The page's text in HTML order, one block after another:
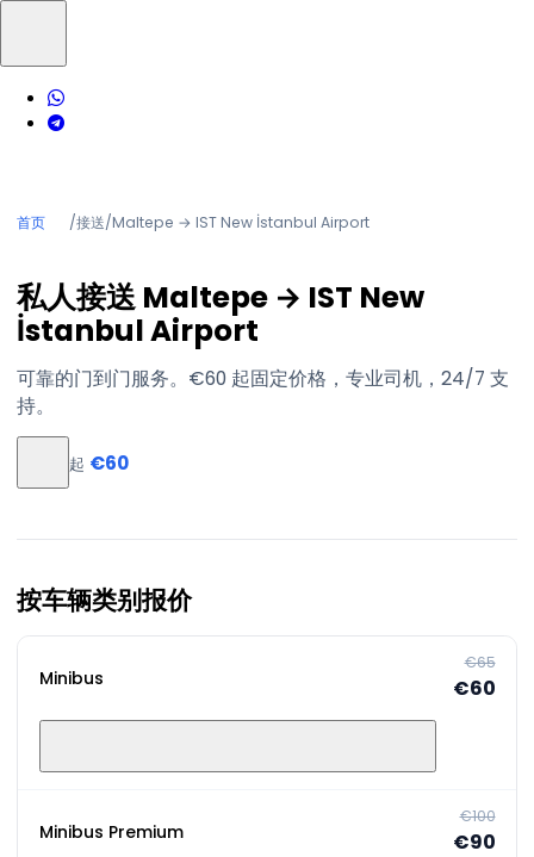
首页 /接送/Maltepe → IST New İstanbul Airport
私人接送 Maltepe → IST New
İstanbul Airport
可靠的门到门服务。€60 起固定价格，专业司机，24/7 支
持。
起 €60
按车辆类别报价
Minibus
€65
€60
Minibus Premium
€100
€90